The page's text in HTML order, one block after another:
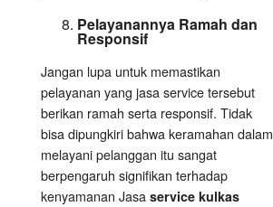
Pelayanannya Ramah dan
Responsif
Jangan lupa untuk memastikan
pelayanan yang jasa service tersebut
berikan ramah serta responsif. Tidak
bisa dipungkiri bahwa keramahan dalam
melayani pelanggan itu sangat
berpengaruh signifikan terhadap
kenyamanan Jasa service kulkas